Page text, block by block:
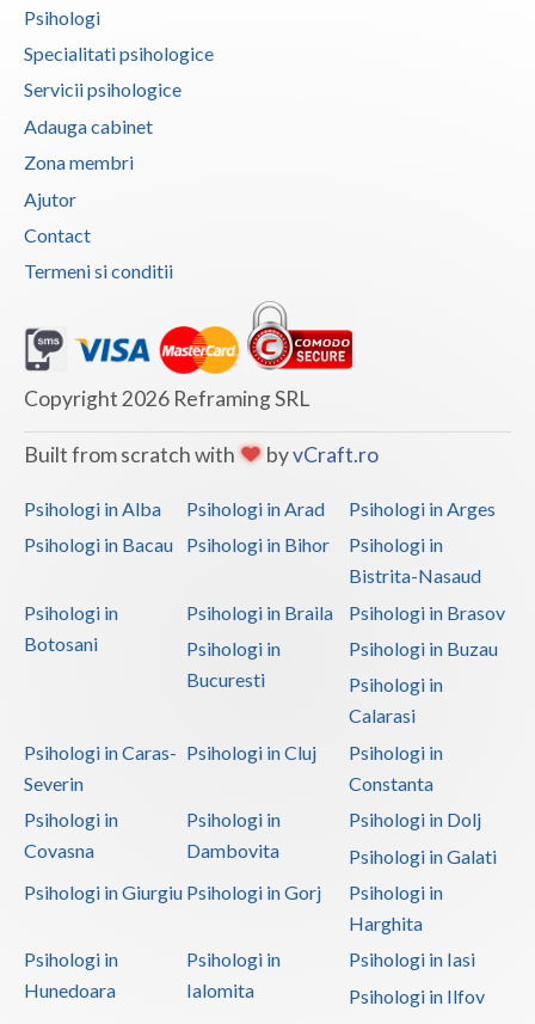
Psihologi
Specialitati psihologice
Servicii psihologice
Adauga cabinet
Zona membri
Ajutor
Contact
Termeni si conditii
Copyright 2026 Reframing SRL
Built from scratch with byvCraft.ro
Psihologi in Alba Psihologi in Arad
Psihologi in Arges
Psihologi in Bacau
Psihologi in Bihor
Psihologi in
Bistrita-Nasaud
Psihologi in
Botosani
Psihologi in Braila
Psihologi in Brasov
Psihologi in
Bucuresti
Psihologi in Buzau
Psihologi in
Calarasi
Psihologi in Caras-
Severin
Psihologi in Cluj
Psihologi in
Constanta
Psihologi in
Covasna
Psihologi in
Dambovita
Psihologi in Dolj
Psihologi in Galati
Psihologi in Giurgiu Psihologi in Gorj
Psihologi in
Harghita
Psihologi in
Hunedoara
Psihologi in
Ialomita
Psihologi in Iasi
Psihologi in Ilfov